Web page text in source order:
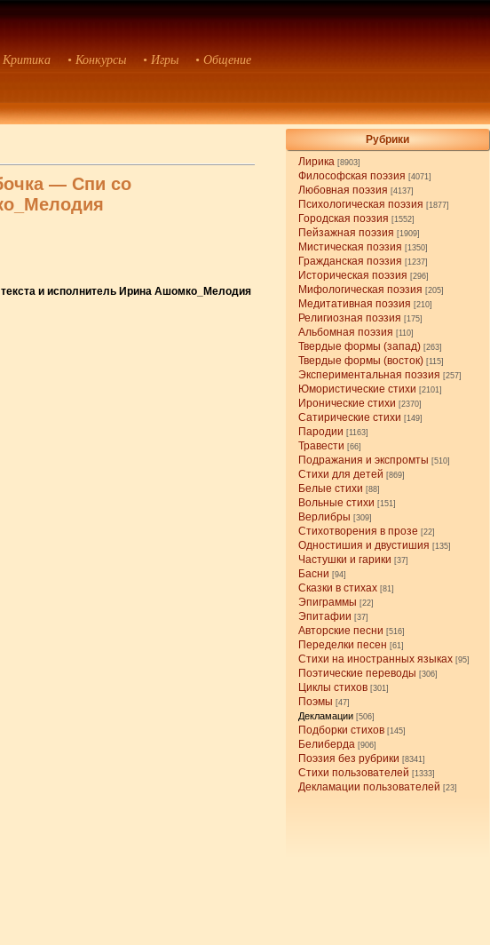
Критика • Конкурсы • Игры • Общение
Рубрики
Лирика [8903]
Философская поэзия [4071]
Любовная поэзия [4137]
Психологическая поэзия [1877]
Городская поэзия [1552]
Пейзажная поэзия [1909]
Мистическая поэзия [1350]
Гражданская поэзия [1237]
Историческая поэзия [296]
Мифологическая поэзия [205]
Медитативная поэзия [210]
Религиозная поэзия [175]
Альбомная поэзия [110]
Твердые формы (запад) [263]
Твердые формы (восток) [115]
Экспериментальная поэзия [257]
Юмористические стихи [2101]
Иронические стихи [2370]
Сатирические стихи [149]
Пародии [1163]
Травести [66]
Подражания и экспромты [510]
Стихи для детей [869]
Белые стихи [88]
Вольные стихи [151]
Верлибры [309]
Стихотворения в прозе [22]
Одностишия и двустишия [135]
Частушки и гарики [37]
Басни [94]
Сказки в стихах [81]
Эпиграммы [22]
Эпитафии [37]
Авторские песни [516]
Переделки песен [61]
Стихи на иностранных языках [95]
Поэтические переводы [306]
Циклы стихов [301]
Поэмы [47]
Декламации [506]
Подборки стихов [145]
Белиберда [906]
Поэзия без рубрики [8341]
Стихи пользователей [1333]
Декламации пользователей [23]
— Спи со
и исполнитель Ирина Ашомко_Мелодия